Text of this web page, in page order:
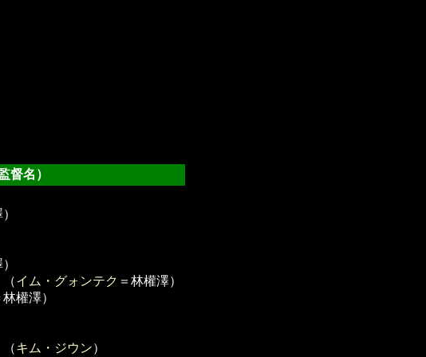
名）
イム・グォンテク ＝林權澤）
林權澤）
キム・ジウン）